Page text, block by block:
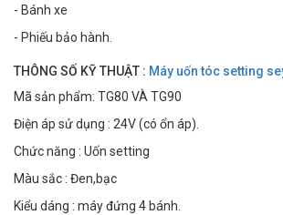
- Bánh xe
- Phiếu bảo hành.
THÔNG SỐ KỸ THUẬT : Máy uốn tóc setting
Mã sản phẩm: TG80 VÀ TG90
Điện áp sử dụng : 24V (có ổn áp).
Chức năng : Uốn setting
Màu sắc : Đen,bạc
Kiểu dáng : máy đứng 4 bánh.